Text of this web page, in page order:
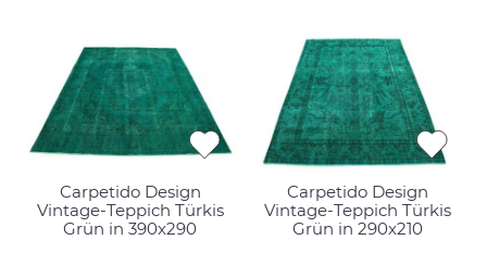
Carpetido Design
Vintage-Teppich Türkis
Grün in 390x290
Carpetido Design
Vintage-Teppich Türkis
Grün in 290x210